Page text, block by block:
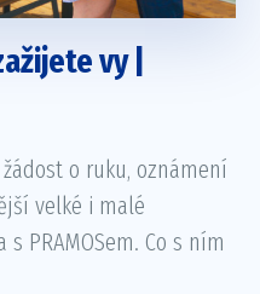
vy |
o ruku, oznámení
velké i malé
PRAMOSem. Co s ním